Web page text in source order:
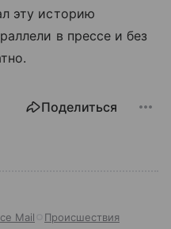
эту историю
в прессе и без
Поделиться
Mail Происшествия